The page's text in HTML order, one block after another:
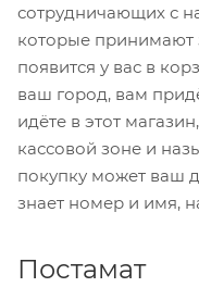
сотрудничающих с
которые принимают
появится у вас в
ваш город, вам
идёте в этот
кассовой зоне и
покупку может ваш
знает номер и имя,
Постамат